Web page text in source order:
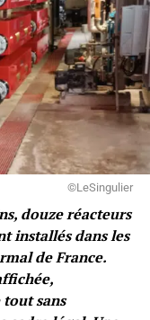
©LeSingulier
douze réacteurs
installés dans les
de France.
sans